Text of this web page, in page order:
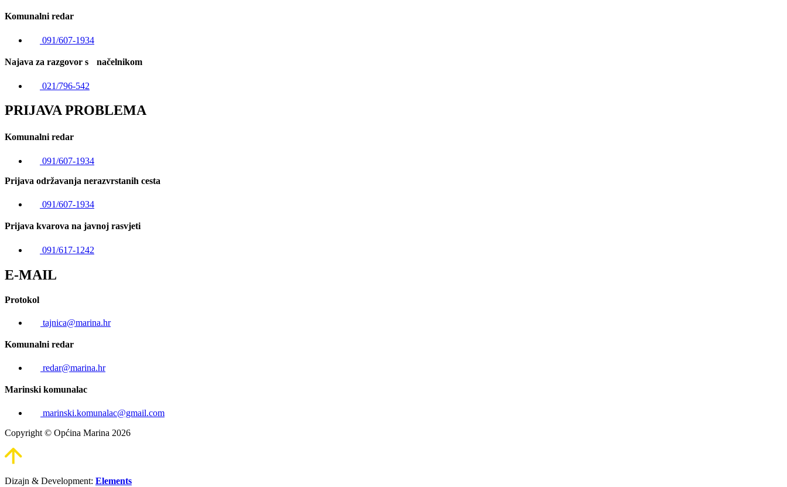
Komunalni redar
091/607-1934
Najava za razgovor s načelnikom
021/796-542
PRIJAVA PROBLEMA
Komunalni redar
091/607-1934
Prijava održavanja nerazvrstanih cesta
091/607-1934
Prijava kvarova na javnoj rasvjeti
091/617-1242
E-MAIL
Protokol
tajnica@marina.hr
Komunalni redar
redar@marina.hr
Marinski komunalac
marinski.komunalac@gmail.com
Copyright © Općina Marina 2026
Dizajn & Development: Elements